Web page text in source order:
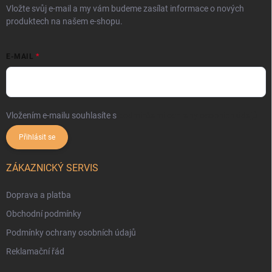
Vložte svůj e-mail a my vám budeme zasílat informace o nových
produktech na našem e-shopu.
E-MAIL
Vložením e-mailu souhlasíte s
Přihlásit se
ZÁKAZNICKÝ SERVIS
Doprava a platba
Obchodní podmínky
Podmínky ochrany osobních údajů
Reklamační řád